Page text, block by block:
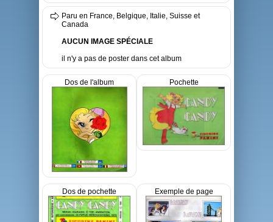
Paru en France, Belgique, Italie, Suisse et
Canada
AUCUN IMAGE SPÉCIALE
il n'y a pas de poster dans cet album
Dos de l'album Pochette
Dos de pochette Exemple de page